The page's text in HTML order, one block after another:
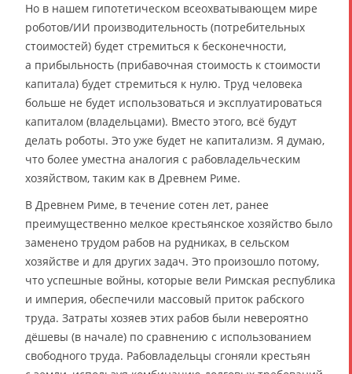
Но в нашем гипотетическом всеохватывающем мире
роботов/ИИ производительность (потребительных
стоимостей) будет стремиться к бесконечности,
а прибыльность (прибавочная стоимость к стоимости
капитала) будет стремиться к нулю. Труд человека
больше не будет использоваться и эксплуатироваться
капиталом (владельцами). Вместо этого, всё будут
делать роботы. Это уже будет не капитализм. Я думаю,
что более уместна аналогия с рабовладельческим
хозяйством, таким как в Древнем Риме.
В Древнем Риме, в течение сотен лет, ранее
преимущественно мелкое крестьянское хозяйство было
заменено трудом рабов на рудниках, в сельском
хозяйстве и для других задач. Это произошло потому,
что успешные войны, которые вели Римская республика
и империя, обеспечили массовый приток рабского
труда. Затраты хозяев этих рабов были невероятно
дёшевы (в начале) по сравнению с использованием
свободного труда. Рабовладельцы сгоняли крестьян